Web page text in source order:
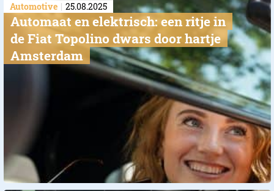
Automotive 25.08.2025
Automaat en elektrisch: een ritje in
de Fiat Topolino dwars door hartje
Amsterdam